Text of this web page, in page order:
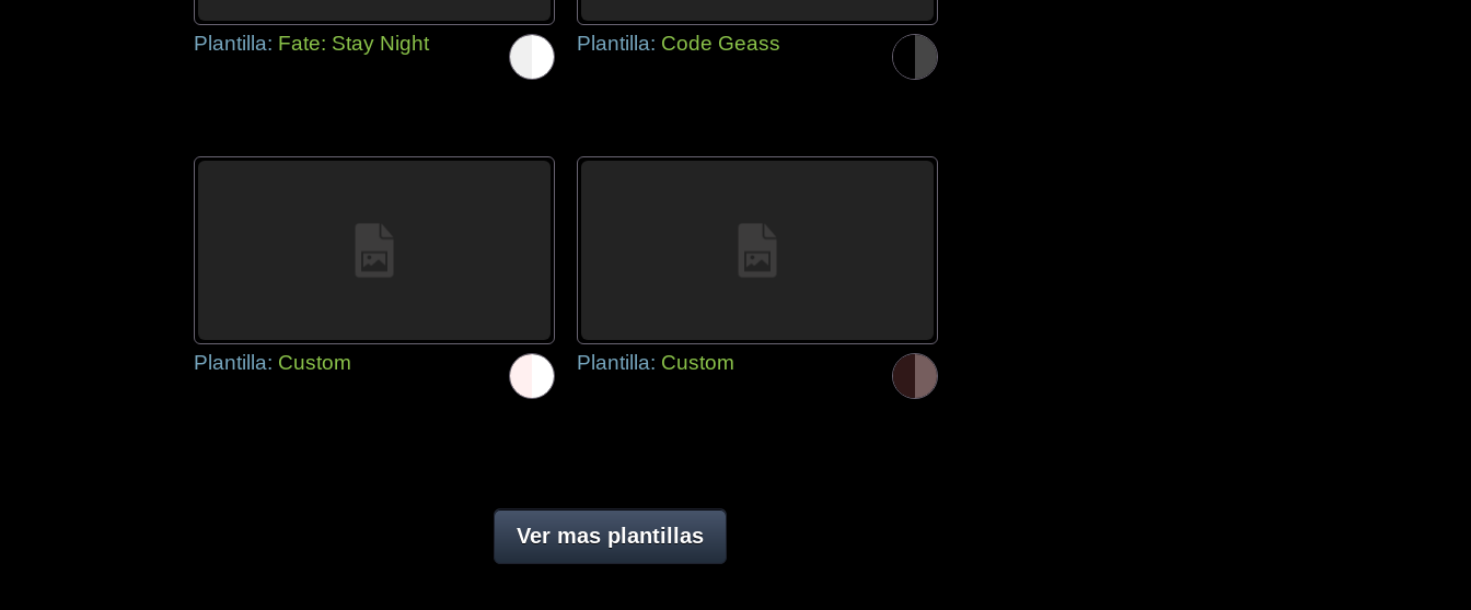
Plantilla: Fate: Stay Night Plantilla: Code Geass
Plantilla: Custom Plantilla: Custom
Ver mas plantillas